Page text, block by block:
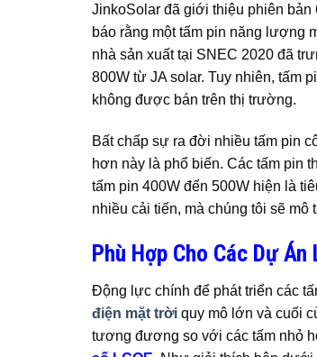
JinkoSolar đã giới thiệu phiên bản
báo rằng một tấm pin năng lượng
nhà sản xuất tại SNEC 2020 đã
800W từ JA solar. Tuy nhiên, tấm
không được bán trên thị trường.
Bất chấp sự ra đời nhiều tấm pin
hơn này là phổ biến. Các tấm pin
tấm pin 400W đến 500W hiện là
nhiều cải tiến, mà chúng tôi sẽ mô
Phù Hợp Cho Các Dự Án
Động lực chính để phát triển các
điện mặt trời quy mô lớn và cuối
tương đương so với các tấm nhỏ